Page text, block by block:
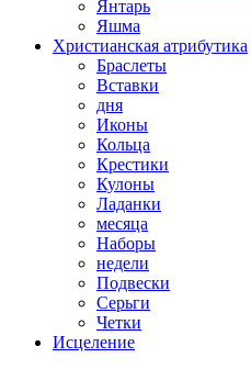
Янтарь
Яшма
Христианская атрибутика
Браслеты
Вставки
дня
Иконы
Кольца
Крестики
Кулоны
Ладанки
месяца
Наборы
недели
Подвески
Серьги
Четки
Исцеление